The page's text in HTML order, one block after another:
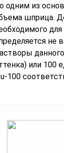
одним из
шприца.
не
или 100
100